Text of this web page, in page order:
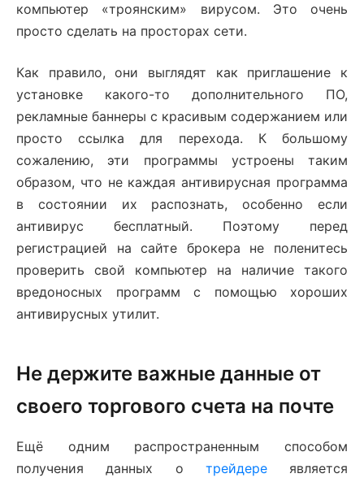
компьютер «троянским» вирусом. Это очень
просто сделать на просторах сети.
Как правило, они выглядят как приглашение к
установке какого-то дополнительного ПО,
рекламные баннеры с красивым содержанием или
просто ссылка для перехода. К большому
сожалению, эти программы устроены таким
образом, что не каждая антивирусная программа
в состоянии их распознать, особенно если
антивирус бесплатный. Поэтому перед
регистрацией на сайте брокера не поленитесь
проверить свой компьютер на наличие такого
вредоносных программ с помощью хороших
антивирусных утилит.
Не держите важные данные от
своего торгового счета на почте
Ещё одним распространенным способом
получения данных о трейдереявляется